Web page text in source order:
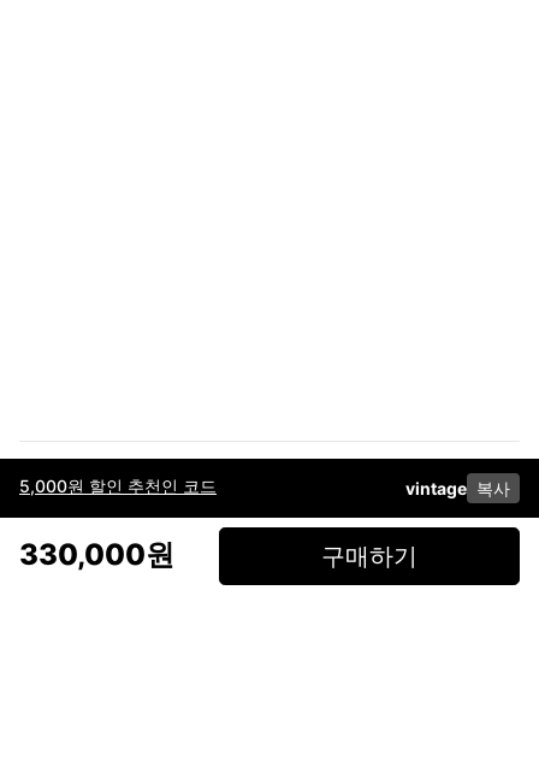
5,000원 할인 추천인 코드 vintage 복사
330,000원 구매하기
이용약관고객센터판매개인정보 처리방침사업자 정보다운로드
페이스북